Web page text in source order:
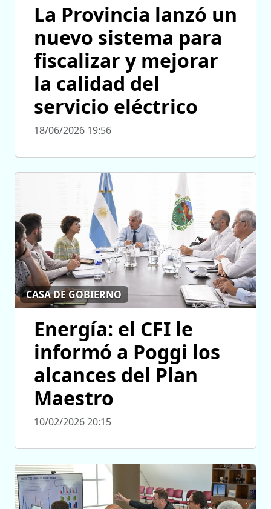
La Provincia lanzó un
nuevo sistema para
fiscalizar y mejorar
la calidad del
servicio eléctrico
18/06/2026 19:56
CASA DE GOBIERNO
Energía: el CFI le
informó a Poggi los
alcances del Plan
Maestro
10/02/2026 20:15